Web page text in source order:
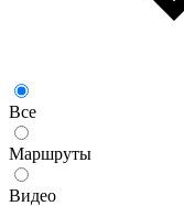
Все
Маршруты
Видео